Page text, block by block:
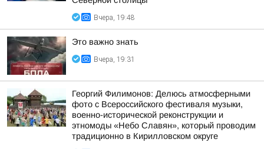
Вчера, 19:48
Это важно знать
Вчера, 19:31
Георгий Филимонов: Делюсь атмосферными
фото с Всероссийского фестиваля музыки,
военно-исторической реконструкции и
этномоды «Небо Славян», который проводим
традиционно в Кирилловском округе